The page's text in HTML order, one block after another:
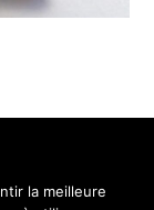
la meilleure